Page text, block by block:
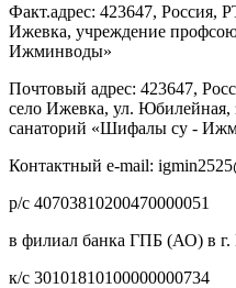
Факт.адрес: 423647, Россия,
Ижевка, учреждение
Ижминводы»
Почтовый адрес: 423647,
село Ижевка, ул. Юбилейная,
санаторий «Шифалы су -
Контактный e-mail:
р/с 40703810200470000051
в филиал банка ГПБ (АО) в г.
к/с 30101810100000000734